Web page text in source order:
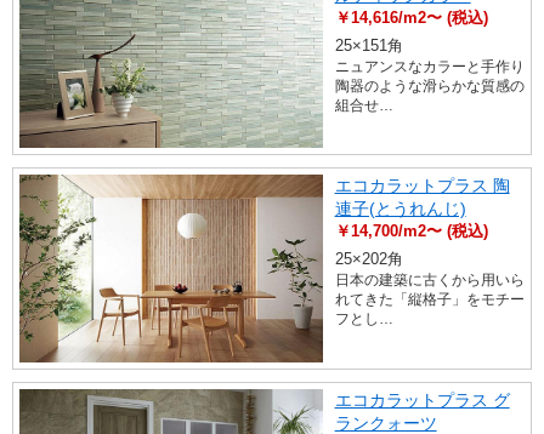
￥14,616/m2〜 (税込)
25×151角
ニュアンスなカラーと手作り
陶器のような滑らかな質感の
組合せ…
エコカラットプラス 陶
連子(とうれんじ)
￥14,700/m2〜 (税込)
25×202角
日本の建築に古くから用いら
れてきた「縦格子」をモチー
フとし…
エコカラットプラス グ
ランクォーツ